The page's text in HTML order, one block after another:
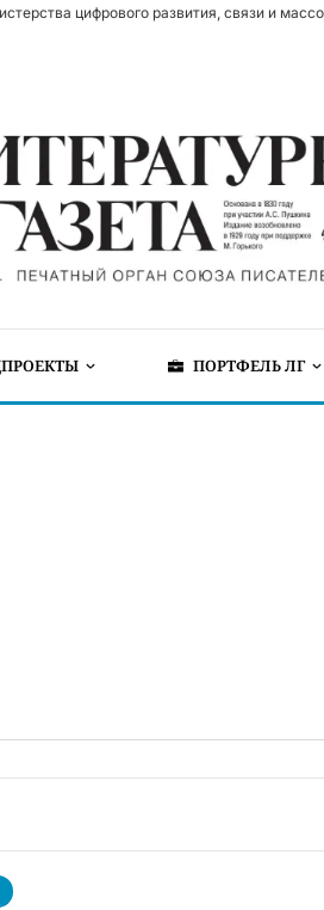
цифрового развития, связи и
ПОРТФЕЛЬ ЛГ